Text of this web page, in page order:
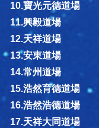
10.寶光元德道場
11.興毅道場
12.天祥道場
13.安東道場
14.常州道場
15.浩然育德道場
16.浩然浩德道場
17.天祥大同道場